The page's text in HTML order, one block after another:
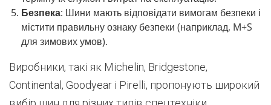
Безпека: Шини мають відповідати вимогам безпеки і
містити правильну ознаку безпеки (наприклад, M+S
для зимових умов).
Виробники, такі як Michelin, Bridgestone,
Continental, Goodyear і Pirelli, пропонують широкий